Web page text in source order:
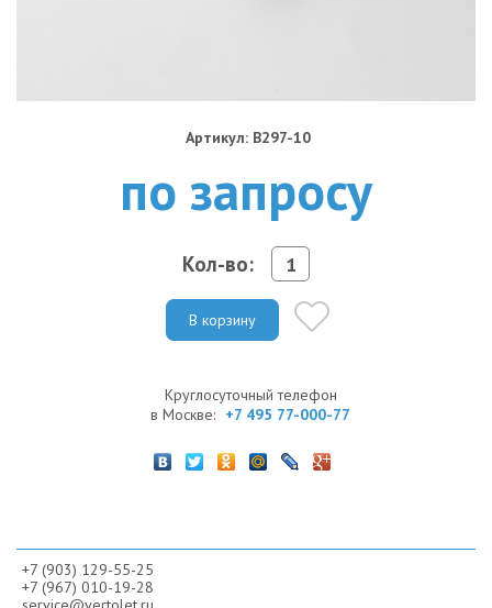
Артикул: B297-10
по запросу
Кол-во:
В корзину
Круглосуточный телефон
в Москве: +7 495 77-000-77
+7 (903) 129-55-25
+7 (967) 010-19-28